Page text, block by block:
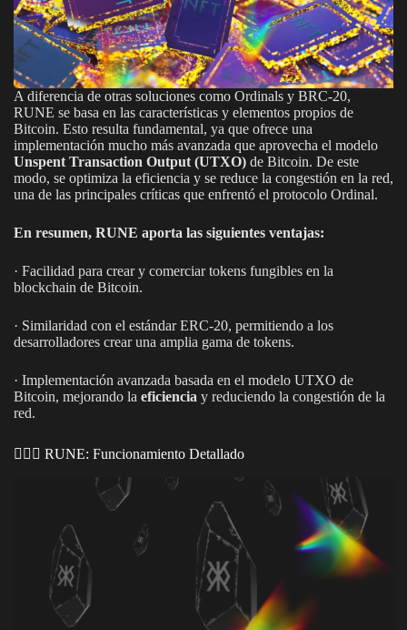
A diferencia de otras soluciones como Ordinals y BRC-20,
RUNE se basa en las características y elementos propios de
Bitcoin. Esto resulta fundamental, ya que ofrece una
implementación mucho más avanzada que aprovecha el modelo
Unspent Transaction Output (UTXO) de Bitcoin. De este
modo, se optimiza la eficiencia y se reduce la congestión en la red,
una de las principales críticas que enfrentó el protocolo Ordinal.
En resumen, RUNE aporta las siguientes ventajas:
· Facilidad para crear y comerciar tokens fungibles en la
blockchain de Bitcoin.
· Similaridad con el estándar ERC-20, permitiendo a los
desarrolladores crear una amplia gama de tokens.
· Implementación avanzada basada en el modelo UTXO de
Bitcoin, mejorando la eficiencia y reduciendo la congestión de la
red.
🕵🏽‍♀️ RUNE: Funcionamiento Detallado